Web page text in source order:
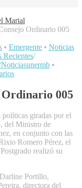
Marial
Ordinario 005
• Emergente • Noticias
Recientes/
•
Ordinario 005
giradas por el
del Ministro de
en conjunto con las
Romero Pérez, el
realizó su
Portillo,
directora del